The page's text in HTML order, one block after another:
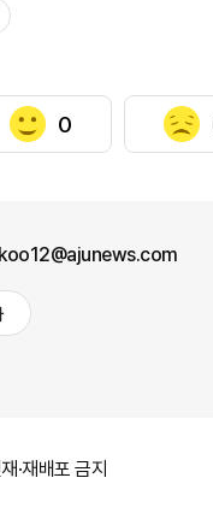
0
koo12@ajunews.com
·재배포 금지